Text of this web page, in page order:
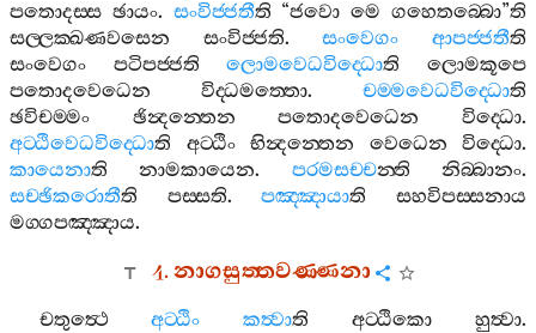
පතොදස‍්ස ඡායං. සංවිජ‍්ජතීති “ජවො මෙ ගහෙතබ‍්බො”ති
සල‍්ලක‍්ඛණවසෙන
සංවිජ‍්ජති.සංවෙගං ආපජ‍්ජතීති
සංවෙගං
පටිපජ‍්ජති ලොමවෙධවිද‍්ධොති
ලොමකූපෙ
පතොදවෙධෙන
විද‍්ධමත‍්තො. චම‍්මවෙධවිද‍්ධොති
ඡවිචම‍්මං
ඡින්‍දන‍්තෙන පතොදවෙධෙන විද‍්ධො.
අට‍්ඨිවෙධවිද‍්ධොති අට‍්ඨිං භින්‍දන‍්තෙන වෙධෙන විද‍්ධො.
කායෙනාති නාමකායෙන. පරමසච‍්චන‍්ති නිබ‍්බානං.
සච‍්ඡිකරොතීති පස‍්සති.පඤ‍්ඤායාති
සහවිපස‍්සනාය
මග‍්ගපඤ‍්ඤාය.
4.නාගසුත‍්තවණ‍්ණනා
චතුත්‍ථෙ අට‍්ඨිං කත්‍වාති අට‍්ඨිකො හුත්‍වා.